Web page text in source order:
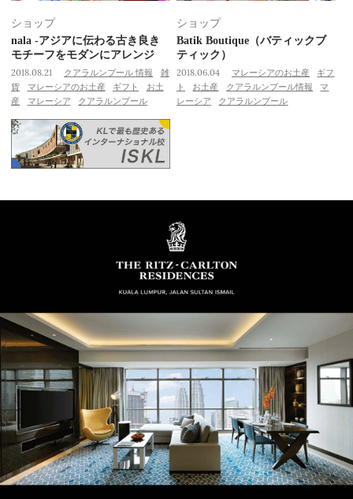
ショップ
nala -アジアに伝わる古き良き
モチーフをモダンにアレンジ
2018.08.21 クアラルンプール 情報
雑
貨
マレーシアのお土産 ギフト
お土
産
マレーシア クアラルンプール
ショップ
Batik Boutique（バティックブ
ティック）
2018.06.04 マレーシアのお土産
ギフ
ト
お土産 クアラルンプール情報
マ
レーシア
クアラルンプール